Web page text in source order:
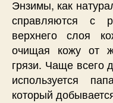
Энзимы, как
справляются с
верхнего слоя
очищая кожу от
грязи. Чаще всего
используется
который